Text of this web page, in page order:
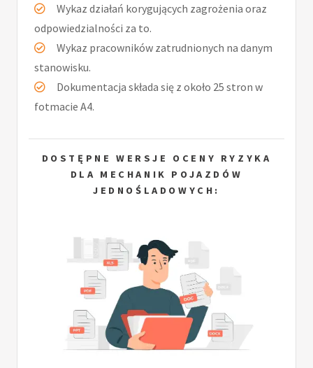
Wykaz działań korygujących zagrożenia oraz
odpowiedzialności za to.
Wykaz pracowników zatrudnionych na danym
stanowisku.
Dokumentacja składa się z około 25 stron w
fotmacie A4.
DOSTĘPNE WERSJE OCENY RYZYKA
DLA MECHANIK POJAZDÓW
JEDNOŚLADOWYCH: